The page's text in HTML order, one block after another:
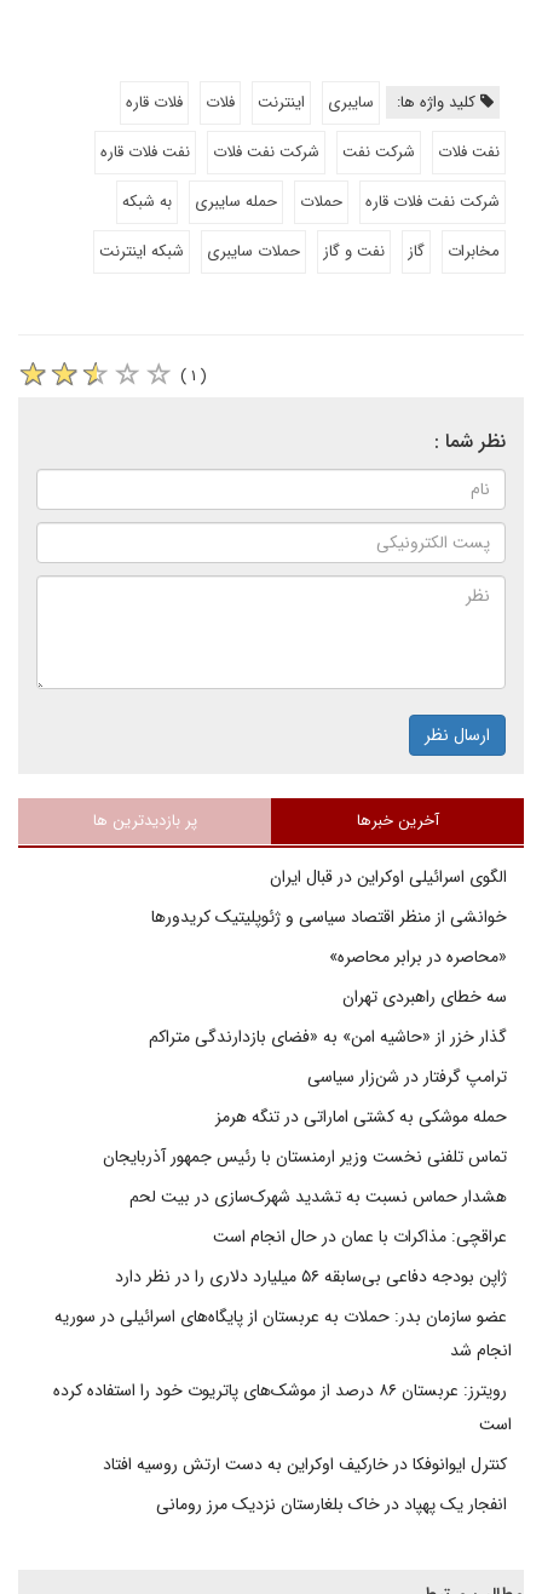
کلید واژه ها: سایبری اینترنت فلات
فلات قاره
نفت فلات
شرکت نفت شرکت نفت فلات
نفت فلات قاره
شرکت نفت فلات قاره
حملات حمله سایبری
به شبکه
مخابرات
گاز نفت و گاز حملات سایبری شبکه اینترنت
( ۱ )
نظر شما :
ارسال نظر
آخرین خبرها پر بازدیدترین ها
الگوی اسرائیلی اوکراین در قبال ایران
خوانشی از منظر اقتصاد سیاسی و ژئوپلیتیک کریدورها
«محاصره در برابر محاصره»
سه خطای راهبردی تهران
گذار خزر از «حاشیه امن» به «فضای بازدارندگی متراکم
ترامپ گرفتار در شن‌زار سیاسی
حمله موشکی به کشتی اماراتی در تنگه هرمز
تماس تلفنی نخست وزیر ارمنستان با رئیس جمهور آذربایجان
هشدار حماس نسبت به تشدید شهرک‌سازی در بیت‌ لحم
عراقچی: مذاکرات با عمان در حال انجام است
ژاپن بودجه دفاعی بی‌سابقه ۵۶ میلیارد دلاری را در نظر دارد
عضو سازمان بدر: حملات به عربستان از پایگاه‌های اسرائیلی در سوریه
انجام شد
رویترز: عربستان ۸۶ درصد از موشک‌های پاتریوت خود را استفاده کرده
است
کنترل ایوانوفکا در خارکیف اوکراین به دست ارتش روسیه افتاد
انفجار یک پهپاد در خاک بلغارستان نزدیک مرز رومانی